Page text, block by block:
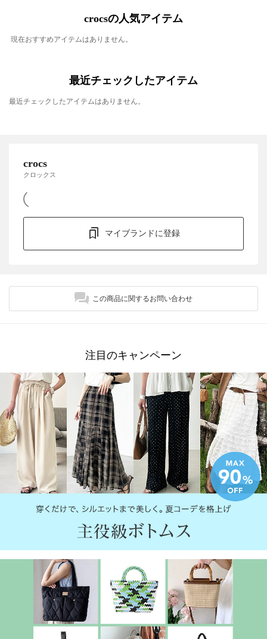
crocsの人気アイテム
現在おすすめアイテムはありません。
最近チェックしたアイテム
最近チェックしたアイテムはありません。
crocs
クロックス
マイブランドに登録
この商品に関するお問い合わせ
注目のキャンペーン